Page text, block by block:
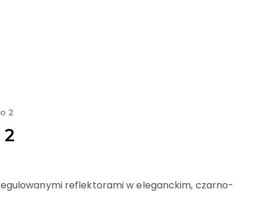
2
reflektorami w eleganckim, czarno-